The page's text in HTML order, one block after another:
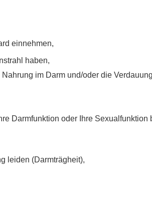
einnehmen,
haben,
im Darm und/oder die
Darmfunktion oder Ihre
leiden (Darmträgheit),